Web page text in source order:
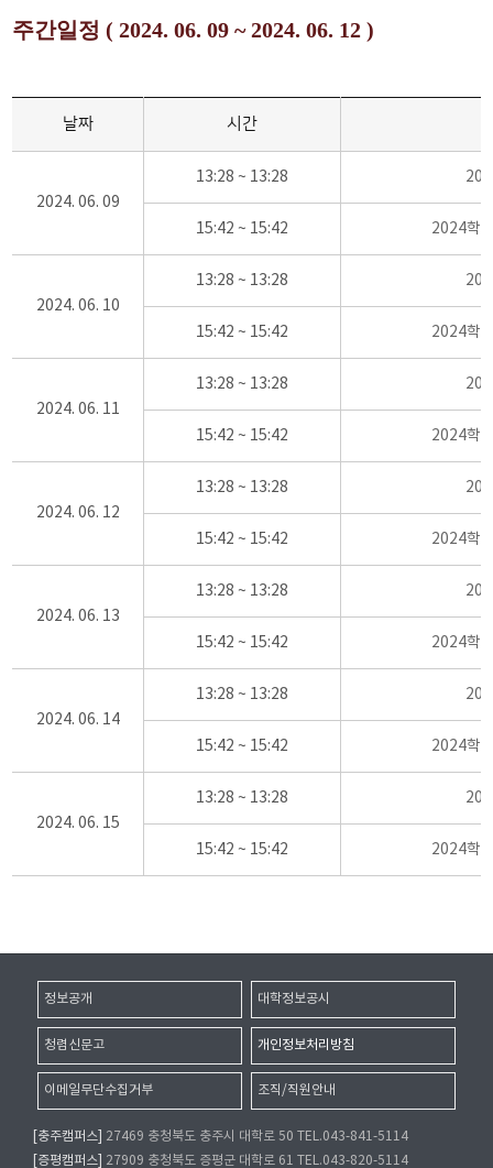
주간일정 ( 2024. 06. 09 ~ 2024. 06. 12 )
날짜 시간
2024. 06. 09
13:28 ~ 13:28
15:42 ~ 15:42 2024학
2024. 06. 10
13:28 ~ 13:28
15:42 ~ 15:42 2024학
2024. 06. 11
13:28 ~ 13:28
15:42 ~ 15:42 2024학
2024. 06. 12
13:28 ~ 13:28
15:42 ~ 15:42 2024학
2024. 06. 13
13:28 ~ 13:28
15:42 ~ 15:42 2024학
2024. 06. 14
13:28 ~ 13:28
15:42 ~ 15:42 2024학
2024. 06. 15
13:28 ~ 13:28
15:42 ~ 15:42 2024학
정보공개 대학정보공시
청렴신문고 개인정보처리방침
이메일무단수집거부 조직/직원안내
[충주캠퍼스]
27469 충청북도 충주시 대학로 50 TEL.043-841-5114
[증평캠퍼스]
27909 충청북도 증평군 대학로 61 TEL.043-820-5114